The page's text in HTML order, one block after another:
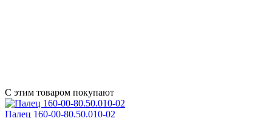
С этим товаром покупают
Палец 160-00-80.50.010-02